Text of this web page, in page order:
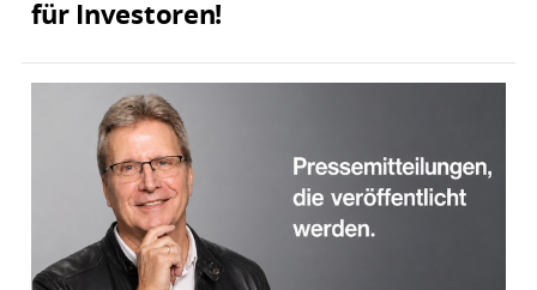
für Investoren!